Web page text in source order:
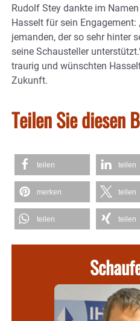
Rudolf Stey dankte im
Hasselt für sein Engagement:
jemanden, der so sehr hinter
seine Schausteller
traurig und wünschten
Zukunft.
Teilen Sie diesen
teilen teilen
merken teilen
teilen teilen